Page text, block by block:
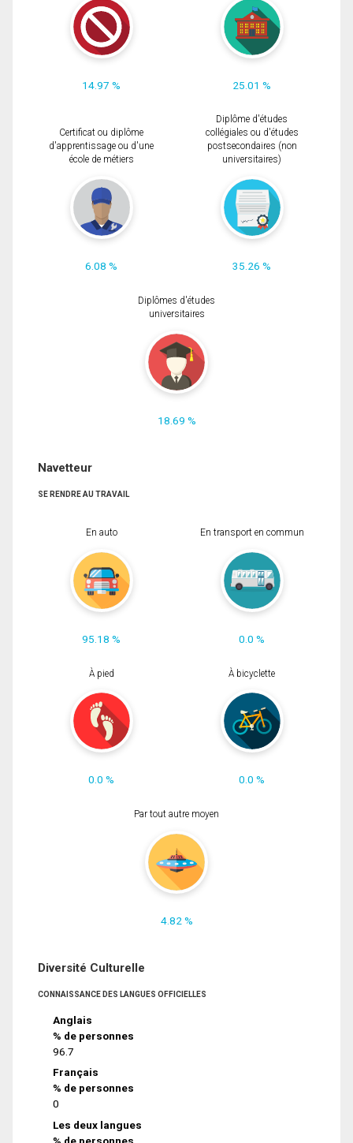
14.97 % 25.01 %
Certificat ou diplôme
d'apprentissage ou d'une
école de métiers
6.08 %
Diplôme d'études
collégiales ou d'études
postsecondaires (non
universitaires)
35.26 %
Diplômes d'études
universitaires
18.69 %
Navetteur
SE RENDRE AU TRAVAIL
En auto
95.18 %
En transport en commun
0.0 %
À pied
0.0 %
À bicyclette
0.0 %
Par tout autre moyen
4.82 %
Diversité Culturelle
CONNAISSANCE DES LANGUES OFFICIELLES
Anglais
% de personnes
96.7
Français
% de personnes
0
Les deux langues